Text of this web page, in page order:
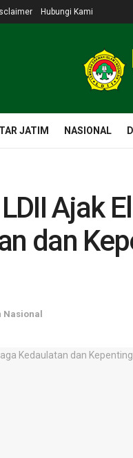
Hubungi Kami
JATIM NASIONAL
Ajak
dan
Nasional